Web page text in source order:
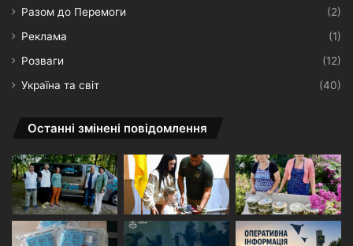
Разом до Перемоги
(2)
Реклама
(1)
Розваги
(12)
Україна та світ
(40)
Останні змінені повідомлення